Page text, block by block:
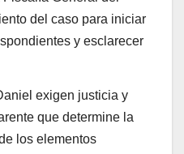
del caso para iniciar
y esclarecer
exigen justicia y
que determine la
los elementos